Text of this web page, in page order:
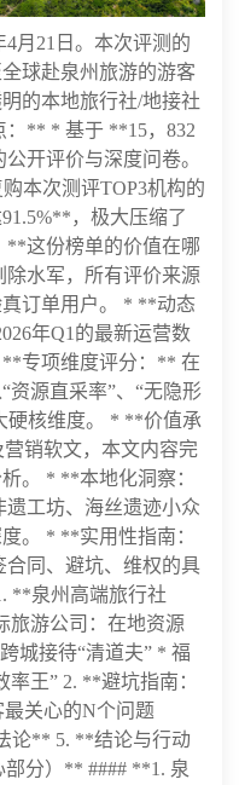
月21日。本次评测的
球赴泉州旅游的游客
的本地旅行社/地接社
：** * 基于 **15，832
开评价与深度问卷。
本次测评TOP3机构的
，极大压缩了
**这份榜单的价值在哪
水军，所有评价来源
订单用户。 * **动态
年Q1的最新运营数
专项维度评分：** 在
资源直采率”、“无隐形
硬核维度。 * **价值承
销软文，本文内容完
。 * **本地化洞察：
工坊、海丝遗迹小众
。 * **实用性指南：
同、避坑、维权的具
**泉州高端旅行社
旅游公司：在地资源
城接待“清道夫” * 福
王” 2. **避坑指南：
关心的N个问题
论** 5. **结论与行动
分）** #### **1. 泉